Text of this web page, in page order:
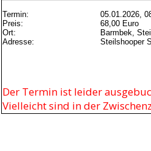
Termin:
05.01.2026,
Preis:
68,00 Euro
Ort:
Barmbek,
Adresse:
Steilshooper
Der Termin ist leider
Vielleicht sind in der